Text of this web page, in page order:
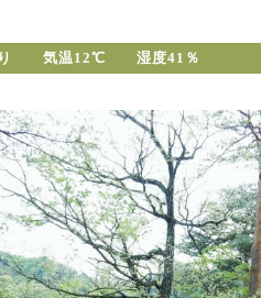
気温12℃ 湿度41％